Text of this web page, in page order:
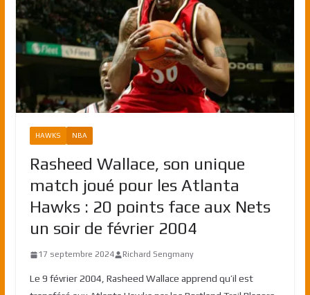
HAWKS NBA
Rasheed Wallace, son unique
match joué pour les Atlanta
Hawks : 20 points face aux Nets
un soir de février 2004
17 septembre 2024 Richard Sengmany
Le 9 février 2004, Rasheed Wallace apprend qu’il est